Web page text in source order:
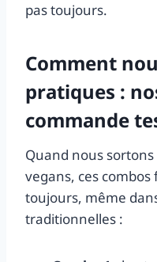
pas toujours.
Comment
pratiques :
commande
Quand nous
vegans, ces
toujours, même
traditionnelles :